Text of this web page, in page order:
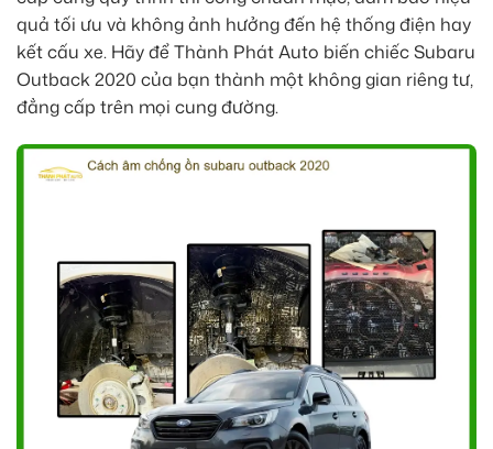
quả tối ưu và không ảnh hưởng đến hệ thống điện hay
kết cấu xe. Hãy để Thành Phát Auto biến chiếc Subaru
Outback 2020 của bạn thành một không gian riêng tư,
đẳng cấp trên mọi cung đường.